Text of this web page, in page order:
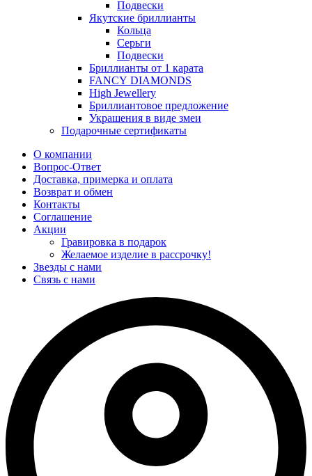
Подвески
Якутские бриллианты
Кольца
Серьги
Подвески
Бриллианты от 1 карата
FANCY DIAMONDS
High Jewellery
Бриллиантовое предложение
Украшения в виде змеи
Подарочные сертификаты
О компании
Вопрос-Ответ
Доставка, примерка и оплата
Возврат и обмен
Контакты
Соглашение
Акции
Гравировка в подарок
Желаемое изделие в рассрочку!
Звезды с нами
Связь с нами